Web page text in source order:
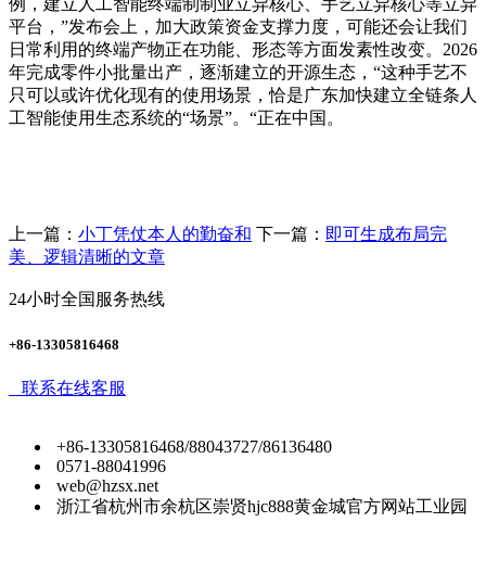
例，建立人工智能终端制制业立异核心、手艺立异核心等立异
平台，”发布会上，加大政策资金支撑力度，可能还会让我们
日常利用的终端产物正在功能、形态等方面发素性改变。2026
年完成零件小批量出产，逐渐建立的开源生态，“这种手艺不
只可以或许优化现有的使用场景，恰是广东加快建立全链条人
工智能使用生态系统的“场景”。“正在中国。
上一篇： 小丁凭仗本人的勤奋和 下一篇： 即可生成布局完
美、逻辑清晰的文章
24小时全国服务热线
+86-13305816468
联系在线客服
+86-13305816468/88043727/86136480
0571-88041996
web@hzsx.net
浙江省杭州市余杭区崇贤hjc888黄金城官方网站工业园